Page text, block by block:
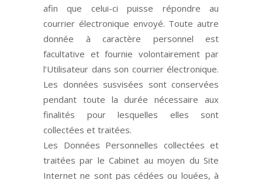
afin que celui-ci puisse répondre au
courrier électronique envoyé. Toute autre
donnée à caractère personnel est
facultative et fournie volontairement par
l’Utilisateur dans son courrier électronique.
Les données susvisées sont conservées
pendant toute la durée nécessaire aux
finalités pour lesquelles elles sont
collectées et traitées.
Les Données Personnelles collectées et
traitées par le Cabinet au moyen du Site
Internet ne sont pas cédées ou louées, à